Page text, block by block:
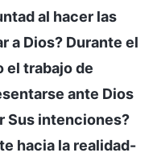
al hacer las
a Dios? Durante el
el trabajo de
ante Dios
Sus intenciones?
hacia la realidad-